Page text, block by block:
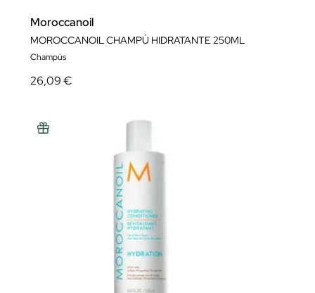
Moroccanoil
MOROCCANOIL CHAMPÚ HIDRATANTE 250ML
Champús
26,09 €